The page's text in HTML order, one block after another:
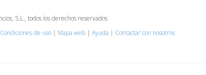
S.L., todos los derechos reservados
Condiciones de uso | Mapa web | Ayuda | Contactar con nosotros